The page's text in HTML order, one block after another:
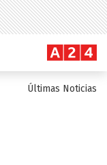
Últimas Noticias